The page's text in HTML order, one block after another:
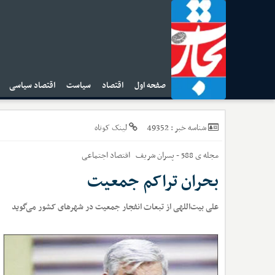
صفحه اول اقتصاد سیاست اقتصاد سیاسی
شناسه خبر :49352
لینک کوتاه
مجله ی 588 - پسران شریف
اقتصاد اجتماعی
بحران تراکم جمعیت
علی بیت‌اللهی از تبعات انفجار جمعیت در شهرهای کشور می‌گوید